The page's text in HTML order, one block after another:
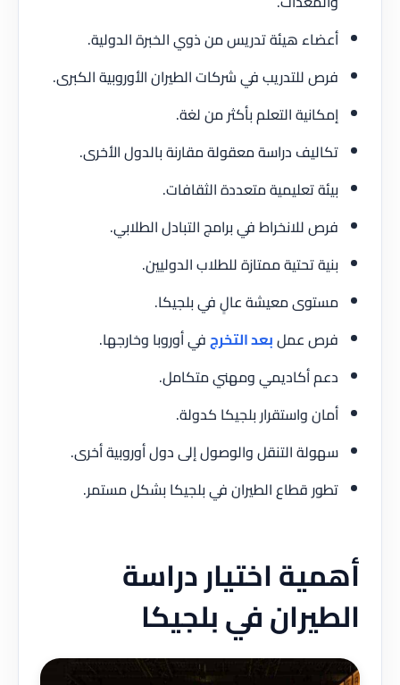
أعضاء هيئة تدريس من ذوي الخبرة الدولية.
فرص للتدريب في شركات الطيران الأوروبية الكبرى.
إمكانية التعلم بأكثر من لغة.
تكاليف دراسة معقولة مقارنة بالدول الأخرى.
بيئة تعليمية متعددة الثقافات.
فرص للانخراط في برامج التبادل الطلابي.
بنية تحتية ممتازة للطلاب الدوليين.
مستوى معيشة عالٍ في بلجيكا.
فرص عملبعد التخرجفي أوروبا وخارجها.
دعم أكاديمي ومهني متكامل.
أمان واستقرار بلجيكا كدولة.
سهولة التنقل والوصول إلى دول أوروبية أخرى.
تطور قطاع الطيران في بلجيكا بشكل مستمر.
أهمية اختيار دراسة
الطيران في بلجيكا